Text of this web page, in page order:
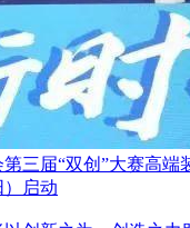
三届“双创”大赛高端
）启动